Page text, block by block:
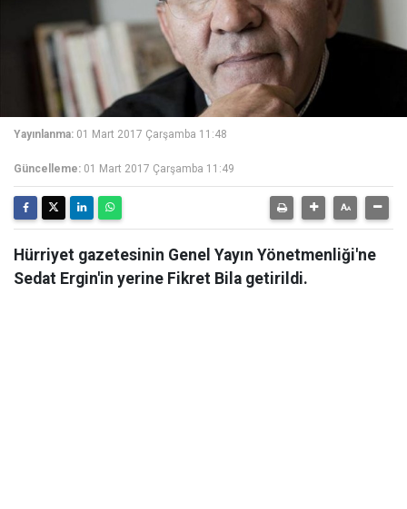
Yayınlanma: 01 Mart 2017 Çarşamba 11:48
Güncelleme: 01 Mart 2017 Çarşamba 11:49
Hürriyet gazetesinin Genel Yayın Yönetmenliği'ne
Sedat Ergin'in yerine Fikret Bila getirildi.